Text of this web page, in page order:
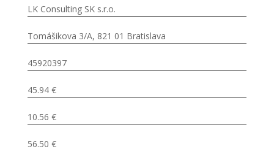
LK Consulting SK s.r.o.
Tomášikova 3/A, 821 01 Bratislava
45920397
45.94 €
10.56 €
56.50 €